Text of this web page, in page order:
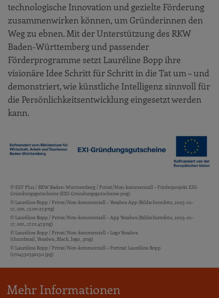
technologische Innovation und gezielte Förderung
zusammenwirken können, um Gründerinnen den
Weg zu ebnen. Mit der Unterstützung des RKW
Baden-Württemberg und passender
Förderprogramme setzt Lauréline Bopp ihre
visionäre Idee Schritt für Schritt in die Tat um – und
demonstriert, wie künstliche Intelligenz sinnvoll für
die Persönlichkeitsentwicklung eingesetzt werden
kann.
Bildquellen und Copyright-Hinweise
© ESF Plus / RKW Baden-Württemberg / Privat/Non-kommerziell – Förderprojekt EXI-
Gründungsgutscheine (EXI-Gründungsgutscheine.png)
© Lauréline Bopp / Privat/Non-kommerziell – Yesalwa App (Bildschirmfoto_2025-01-
17_um_13.00.27.png)
© Lauréline Bopp / Privat/Non-kommerziell – App Yesalwa (Bildschirmfoto_2025-01-
17_um_17.22.47.png)
© Lauréline Bopp / Privat/Non-kommerziell – Logo Yesalwa
(thumbnail_Yesalwa_Black_logo_.png)
© Lauréline Bopp / Privat/Non-kommerziell – Portrait Lauréline Bopp
(1704530592150.jpg)
Mehr Informationen